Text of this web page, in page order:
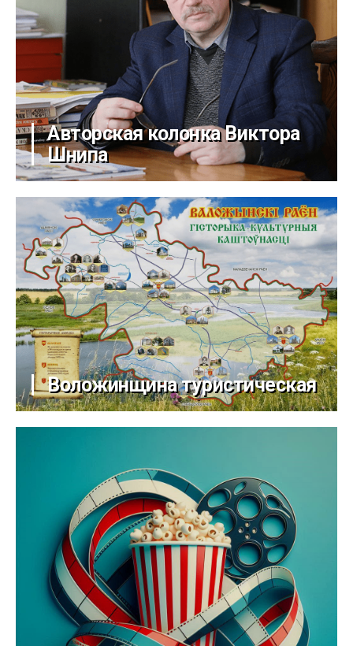
Авторская колонка Виктора
Шнипа
Воложинщина туристическая